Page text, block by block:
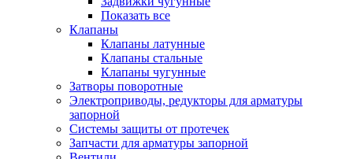
Показать все
Клапаны
Клапаны латунные
Клапаны стальные
Клапаны чугунные
Затворы поворотные
Электроприводы, редукторы для арматуры
запорной
Системы защиты от протечек
Запчасти для арматуры запорной